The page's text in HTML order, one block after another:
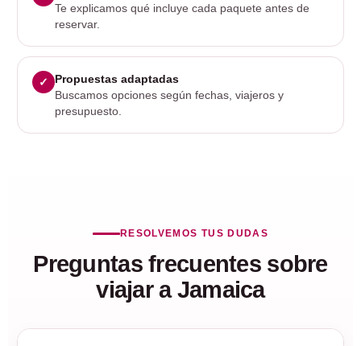
Te explicamos qué incluye cada paquete antes de
reservar.
Propuestas adaptadas
Buscamos opciones según fechas, viajeros y
presupuesto.
RESOLVEMOS TUS DUDAS
Preguntas frecuentes sobre
viajar a Jamaica